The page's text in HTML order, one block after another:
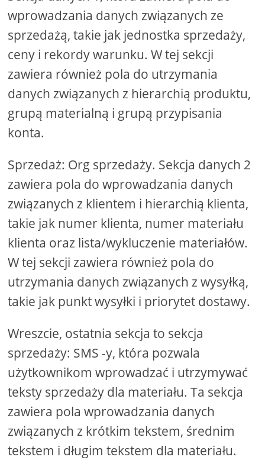
wprowadzania danych związanych ze
sprzedażą, takie jak jednostka sprzedaży,
ceny i rekordy warunku. W tej sekcji
zawiera również pola do utrzymania
danych związanych z hierarchią produktu,
grupą materialną i grupą przypisania
konta.
Sprzedaż: Org sprzedaży. Sekcja danych 2
zawiera pola do wprowadzania danych
związanych z klientem i hierarchią klienta,
takie jak numer klienta, numer materiału
klienta oraz lista/wykluczenie materiałów.
W tej sekcji zawiera również pola do
utrzymania danych związanych z wysyłką,
takie jak punkt wysyłki i priorytet dostawy.
Wreszcie, ostatnia sekcja to sekcja
sprzedaży: SMS -y, która pozwala
użytkownikom wprowadzać i utrzymywać
teksty sprzedaży dla materiału. Ta sekcja
zawiera pola wprowadzania danych
związanych z krótkim tekstem, średnim
tekstem i długim tekstem dla materiału.